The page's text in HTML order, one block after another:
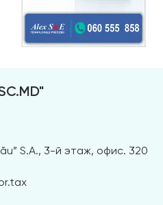
S.A., 3-й этаж, офис. 320